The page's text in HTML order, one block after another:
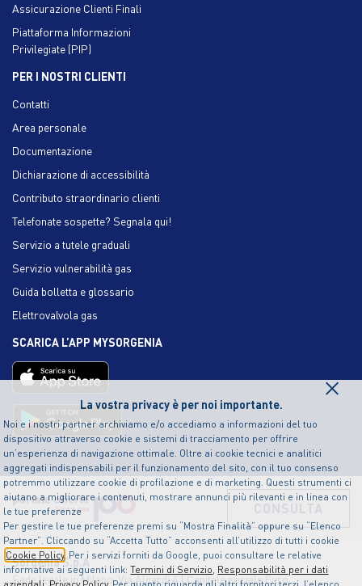
La vostra privacy è per noi importante.
Noi e i nostri partner archiviamo e/o accediamo a informazioni del tuo
dispositivo attraverso cookie e sistemi di tracciamento per offrire
un’esperienza di navigazione ottimale. Oltre ai cookie tecnici e analitici
aggregati indispensabili per il funzionamento del sito, con il tuo consenso
potremmo utilizzare cookie di profilazione e di marketing. Questi strumenti ci
aiutano a migliorare i contenuti, mostrare annunci più rilevanti e in linea con
le tue preferenze
Per gestire le tue preferenze premi su “Mostra Finalità” oppure su “Elenco
Partner”. Cliccando su “Accetta Tutto” acconsenti all’utilizzo di tutti i cookie
Cookie Policy. Per i servizi forniti da Google, puoi consultare le relative
informative ai seguenti link:Termini di Servizio, Responsabilità per i dati
×
Assicurazione Clienti Finali
Piattaforma Informazioni
Privilegiate (PIP)
PER I NOSTRI CLIENTI
Contatti
Area personale
Documentazione
Dichiarazione di accessibilità
Contributo straordinario clienti
Telefonate sospette? Segnala qui!
Servizio a tutele graduali
Servizio vulnerabilità gas
Guida bolletta e glossario
Elettrovalvola gas
SCARICA L’APP MYSORGENIA
Sorgenia S.p.A
Sede legale in Milano, Via Algardi 4 | Capitale sociale Euro